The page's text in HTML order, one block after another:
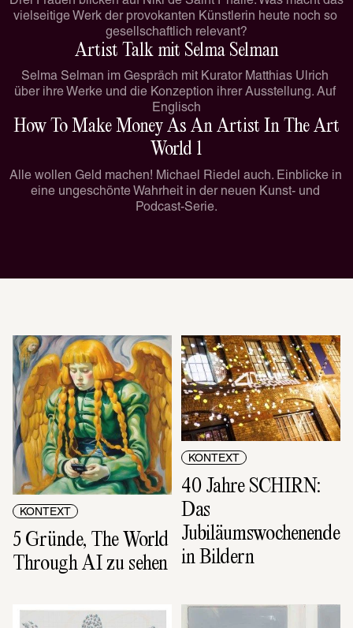
vielseitige Werk der provokanten Künstlerin heute noch so
gesellschaftlich relevant?
Artist Talk mit Selma Selman
Selma Selman im Gespräch mit Kurator Matthias Ulrich
über ihre Werke und die Konzeption ihrer Ausstellung. Auf
Englisch
How To Make Money As An Artist In The Art
World 1
Alle wollen Geld machen! Michael Riedel auch. Einblicke in
eine ungeschönte Wahrheit in der neuen Kunst- und
Podcast-Serie.
KONTEXT
5 Gründe, The World
Through AI zu sehen
KONTEXT
40 Jahre SCHIRN:
Das
Jubiläumswochenende
in Bildern